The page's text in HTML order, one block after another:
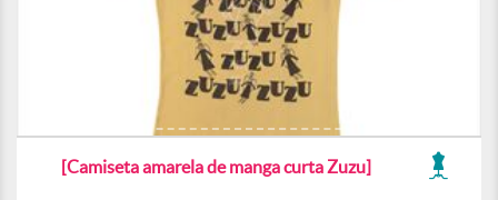
[Camiseta amarela de manga curta Zuzu]